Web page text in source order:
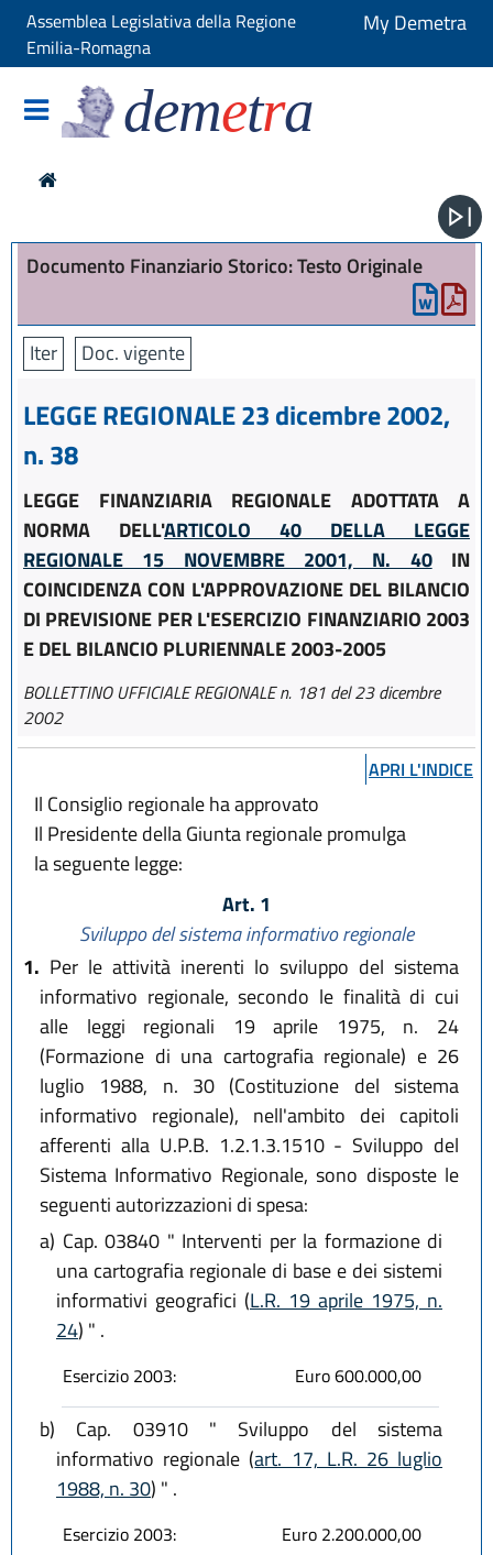
Assemblea Legislativa della Regione
Emilia-Romagna
My Demetra
demetra
Documento Finanziario Storico: Testo Originale
Iter Doc. vigente
LEGGE REGIONALE 23 dicembre 2002,
n. 38
LEGGE FINANZIARIA REGIONALE ADOTTATA A
NORMA DELL'ARTICOLO 40 DELLA LEGGE
REGIONALE 15 NOVEMBRE 2001, N. 40IN
COINCIDENZA CON L'APPROVAZIONE DEL BILANCIO
DI PREVISIONE PER L'ESERCIZIO FINANZIARIO 2003
E DEL BILANCIO PLURIENNALE 2003-2005
BOLLETTINO UFFICIALE REGIONALE n. 181 del 23 dicembre
2002
APRI L'INDICE
Il Consiglio regionale ha approvato
Il Presidente della Giunta regionale promulga
la seguente legge:
Art. 1
Sviluppo del sistema informativo regionale
1. Per le attività inerenti lo sviluppo del sistema
informativo regionale, secondo le finalità di cui
alle leggi regionali 19 aprile 1975, n. 24
(Formazione di una cartografia regionale) e 26
luglio 1988, n. 30 (Costituzione del sistema
informativo regionale), nell'ambito dei capitoli
afferenti alla U.P.B. 1.2.1.3.1510 - Sviluppo del
Sistema Informativo Regionale, sono disposte le
seguenti autorizzazioni di spesa:
a) Cap. 03840 " Interventi per la formazione di
una cartografia regionale di base e dei sistemi
informativi geografici (L.R. 19 aprile 1975, n.
24) " .
Esercizio 2003: Euro 600.000,00
b) Cap. 03910 " Sviluppo del sistema
informativo regionale (art. 17, L.R. 26 luglio
1988, n. 30) " .
Esercizio 2003: Euro 2.200.000,00